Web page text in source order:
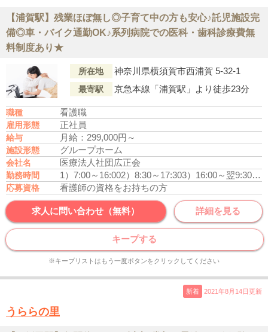
【浦賀駅】残業ほぼ無し◎子育て中の方も安心♪託児施設完
備◎車・バイク通勤OK♪系列病院での医科・歯科診療費無
料制度あり★
所在地 神奈川県横須賀市西浦賀 5-32-1
最寄駅 京急本線「浦賀駅」より徒歩23分
職種 看護職
雇用形態 正社員
給与 月給：299,000円～
施設形態 グループホーム
会社名 医療法人社団広正会
勤務時間 1）7:00～16:002）8:30～17:303）16:00～翌9:30休
応募資格 看護師の資格をお持ちの方
求人に問い合わせ（無料） 詳細を見る
キープする
※キープリストはもう一度ボタンをクリックしてください
新着 2021年8月14日更新
うららの里